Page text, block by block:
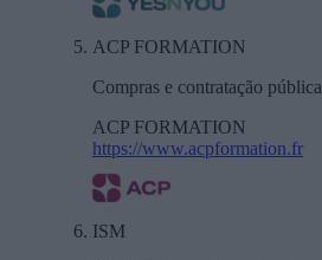
ACP FORMATION
Compras e contratação pública
ACP FORMATION
https://www.acpformation.fr
ISM